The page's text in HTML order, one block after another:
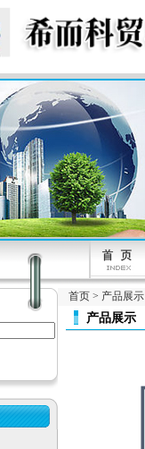
首页 > 产品展示
产品展示